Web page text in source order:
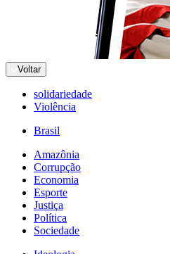
Voltar
solidariedade
Violência
Brasil
Amazônia
Corrupção
Economia
Esporte
Justiça
Política
Sociedade